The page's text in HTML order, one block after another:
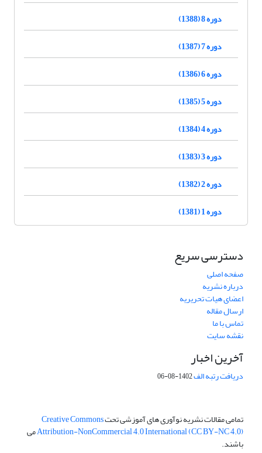
دوره 8 (1388)
دوره 7 (1387)
دوره 6 (1386)
دوره 5 (1385)
دوره 4 (1384)
دوره 3 (1383)
دوره 2 (1382)
دوره 1 (1381)
دسترسی سریع
صفحه اصلی
درباره نشریه
اعضای هیات تحریریه
ارسال مقاله
تماس با ما
نقشه سایت
آخرین اخبار
دریافت رتبه الف1402-08-06
تمامی مقالات نشریه نوآوری های آموزشی تحتCreative Commons
Attribution-NonCommercial 4.0 International (CC BY-NC 4.0)می
باشند.